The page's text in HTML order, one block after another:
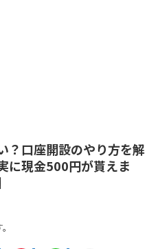
？口座開設のやり方を解
に現金500円が貰えま